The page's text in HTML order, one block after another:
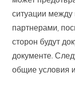
ситуации
партнерами,
сторон будут
документе.
общие условия